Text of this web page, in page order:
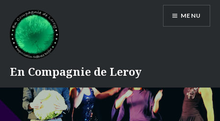
contenu
principal
En Compagnie de Leroy
MENU